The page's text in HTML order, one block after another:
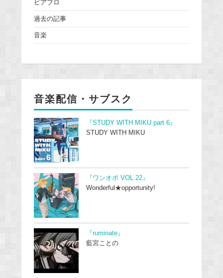
ピアプロ
過去の記事
音楽
音楽配信・サブスク
『STUDY WITH MIKU part 6』
STUDY WITH MIKU
『ワンオポ VOL.22』
Wonderful★opportunity!
『ruminate』
藍宮ことの